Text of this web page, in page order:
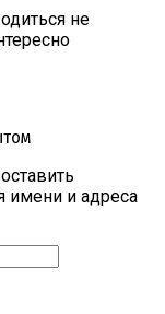
не
имени и адреса